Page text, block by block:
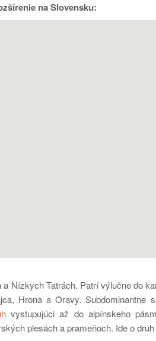
na Slovensku:
Nízkych Tatrách. Patrí výlučne do
Hrona a Oravy.
vystupujúci až do alpínskeho
plesách a prameňoch. Ide o druh